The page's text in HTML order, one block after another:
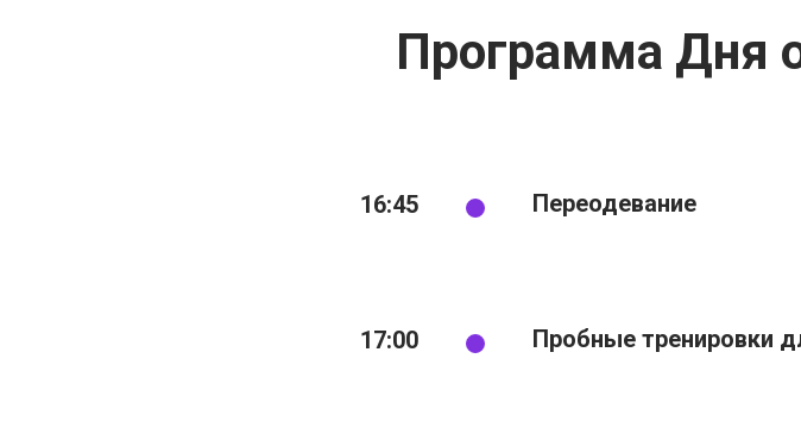
Программа Дня
16:45 Переодевание
17:00 Пробные тренировки